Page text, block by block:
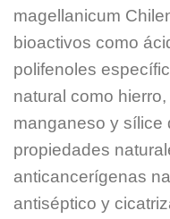
magellanicum
bioactivos como
polifenoles
natural como
manganeso y sílice
propiedades
anticancerígenas
antiséptico y